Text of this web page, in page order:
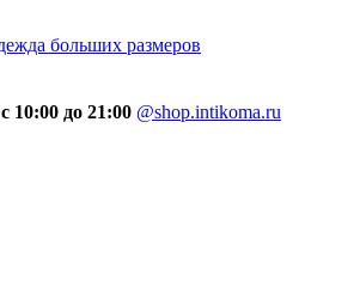
с 10:00 до 21:00 @shop.intikoma.ru